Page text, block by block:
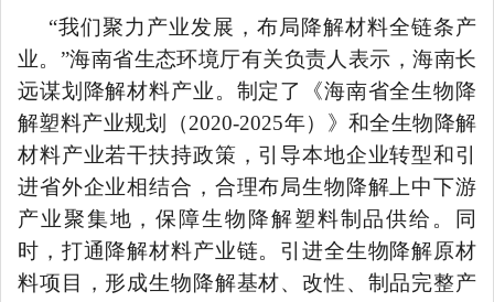
“我们聚力产业发展，布局降解材料全链条产
业。”海南省生态环境厅有关负责人表示，海南长
远谋划降解材料产业。制定了《海南省全生物降
解塑料产业规划（2020-2025年）》和全生物降解
材料产业若干扶持政策，引导本地企业转型和引
进省外企业相结合，合理布局生物降解上中下游
产业聚集地，保障生物降解塑料制品供给。同
时，打通降解材料产业链。引进全生物降解原材
料项目，形成生物降解基材、改性、制品完整产